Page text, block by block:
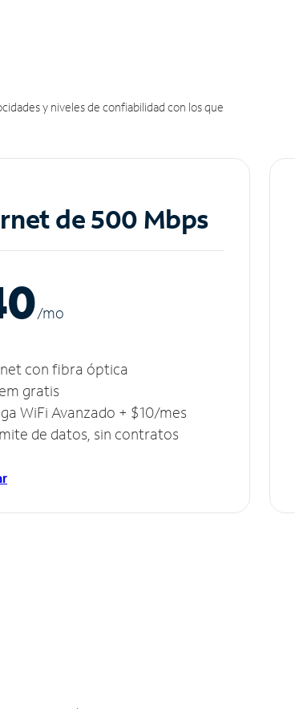
y niveles de confiabilidad con los que
de 500 Mbps
/mo
con fibra óptica
gratis
WiFi Avanzado + $10/mes
de datos, sin contratos